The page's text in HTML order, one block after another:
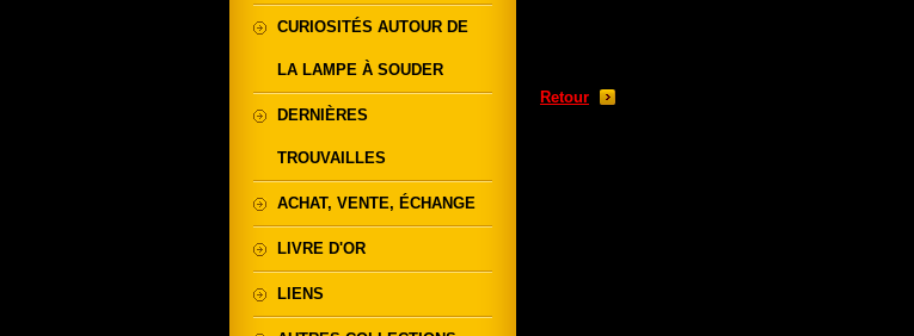
Retour
CURIOSITÉS AUTOUR DE
LA LAMPE À SOUDER
DERNIÈRES
TROUVAILLES
ACHAT, VENTE, ÉCHANGE
LIVRE D'OR
LIENS